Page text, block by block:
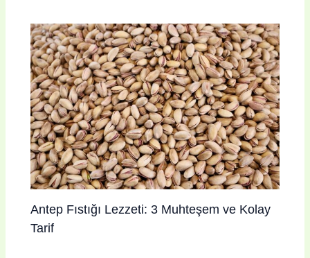
Antep Fıstığı Lezzeti: 3 Muhteşem ve Kolay
Tarif